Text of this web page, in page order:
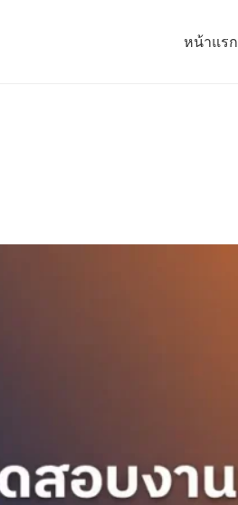
หน้าแรก